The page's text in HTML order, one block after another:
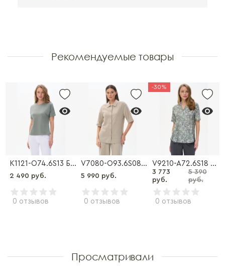
Рекомендуемые товары
K1121-O74.6S13 Блузка
2 490 руб.
0 отзывов
V7080-O93.6S08 Рубашка
5 990 руб.
0 отзывов
-30%
V9210-A72.6S18 Блузка
3 773
руб.
5 390
руб.
0 отзывов
Просматривали